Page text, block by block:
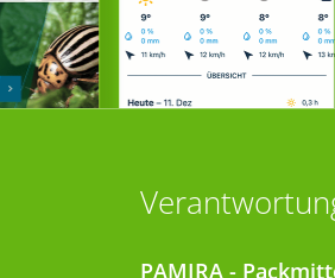
PAMIRA -